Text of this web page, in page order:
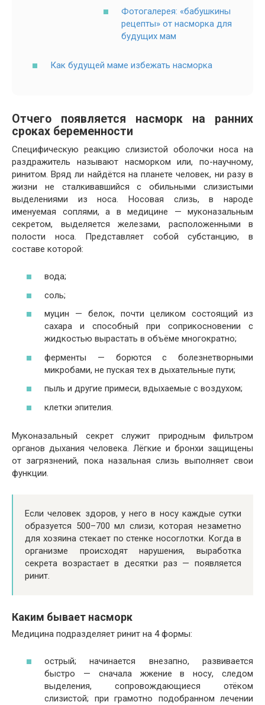
Фотогалерея: «бабушкины
рецепты» от насморка для
будущих мам
Как будущей маме избежать насморка
Отчего появляется насморк на ранних
сроках беременности
Специфическую реакцию слизистой оболочки носа на
раздражитель называют насморком или, по-научному,
ринитом. Вряд ли найдётся на планете человек, ни разу в
жизни не сталкивавшийся с обильными слизистыми
выделениями из носа. Носовая слизь, в народе
именуемая соплями, а в медицине — муконазальным
секретом, выделяется железами, расположенными в
полости носа. Представляет собой субстанцию, в
составе которой:
вода;
соль;
муцин — белок, почти целиком состоящий из
сахара и способный при соприкосновении с
жидкостью вырастать в объёме многократно;
ферменты — борются с болезнетворными
микробами, не пуская тех в дыхательные пути;
пыль и другие примеси, вдыхаемые с воздухом;
клетки эпителия.
Муконазальный секрет служит природным фильтром
органов дыхания человека. Лёгкие и бронхи защищены
от загрязнений, пока назальная слизь выполняет свои
функции.
Если человек здоров, у него в носу каждые сутки
образуется 500–700 мл слизи, которая незаметно
для хозяина стекает по стенке носоглотки. Когда в
организме происходят нарушения, выработка
секрета возрастает в десятки раз — появляется
ринит.
Каким бывает насморк
Медицина подразделяет ринит на 4 формы:
острый; начинается внезапно, развивается
быстро — сначала жжение в носу, следом
выделения, сопровождающиеся отёком
слизистой; при грамотно подобранном лечении